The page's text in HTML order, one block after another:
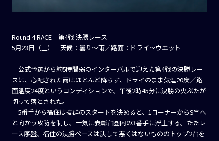
Round 4 RACE – 第4戦 決勝レース
5月23日（土） 天候：曇り～雨／路面：ドライ～ウエット
公式予選から約5時間弱のインターバルで迎えた第4戦の決勝レー
スは、心配された雨はほとんど降らず、ドライのまま気温20度／路
面温度24度というコンディションで、午後2時45分に決勝の火ぶたが
切って落とされた。
5番手から福住は抜群のスタートを決めると、1コーナーからS字へ
と向かう攻防を制し、一気に表彰台圏内の3番手に浮上する。ただレ
ース序盤、福住の決勝ペースは決して悪くはないもののトップ2台を